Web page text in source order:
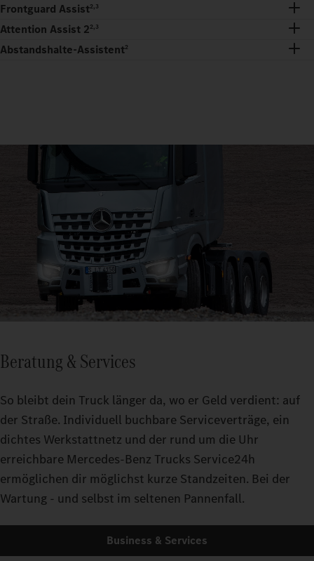
Frontguard Assist2,3
Attention Assist 22,3
Abstandshalte-Assistent2
Beratung & Services
So bleibt dein Truck länger da, wo er Geld verdient: auf
der Straße. Individuell buchbare Serviceverträge, ein
dichtes Werkstattnetz und der rund um die Uhr
erreichbare Mercedes-Benz Trucks Service24h
ermöglichen dir möglichst kurze Standzeiten. Bei der
Wartung - und selbst im seltenen Pannenfall.
Business & Services